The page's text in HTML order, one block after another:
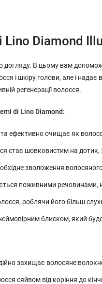
Diamond
догляду. В цьому вам
і шкіру голови, але і
регенерації волосся.
di Lino Diamond:
ефективно очищає як
стає шовковистим на дотик,
зволоження
поживними речовинами,
роблячи його більш
блиском, який буде
захищає волосяне
сяйвом від коріння до